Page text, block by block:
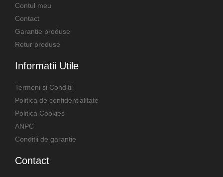
Contul meu
Contact
Garantie produse
Retur produse
Informatii Utile
Termeni si Conditii
Politica de confidentialitate
Politica Cookies
ANPC
Conditii de garantie
Contact